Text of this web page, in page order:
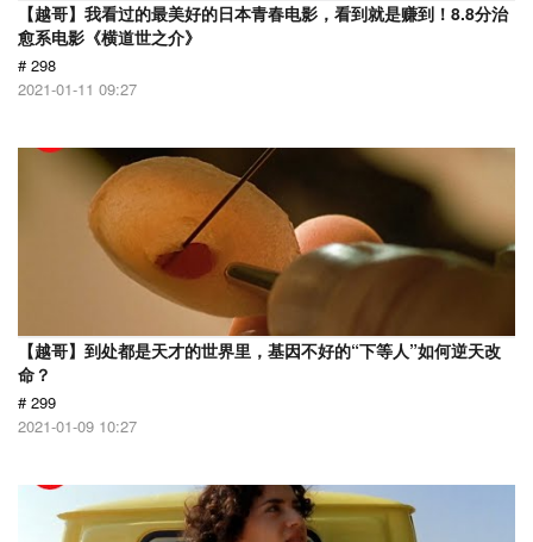
【越哥】我看过的最美好的日本青春电影，看到就是赚到！8.8分治
愈系电影《横道世之介》
# 298
2021-01-11 09:27
【越哥】到处都是天才的世界里，基因不好的“下等人”如何逆天改
命？
# 299
2021-01-09 10:27